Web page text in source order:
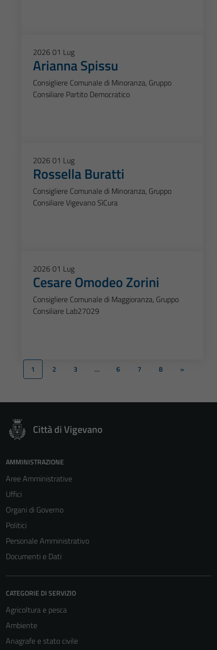
2026 01 Lug
Arianna Spissu
Consigliere Comunale di Minoranza, Gruppo
Consiliare Partito Democratico
2026 01 Lug
Rossella Buratti
Consigliere Comunale di Minoranza, Gruppo
Consiliare Vigevano SìCura
2026 01 Lug
Cesare Omodeo Zorini
Consigliere Comunale di Maggioranza, Gruppo
Consiliare Lab27029
1 2 3 … 6 7 8 »
Città di Vigevano
AMMINISTRAZIONE
Aree Amministrative
Uffici
Organi di Governo
Politici
Personale Amministrativo
Documenti e Dati
CATEGORIE DI SERVIZIO
Agricoltura e pesca
Ambiente
Anagrafe e stato civile